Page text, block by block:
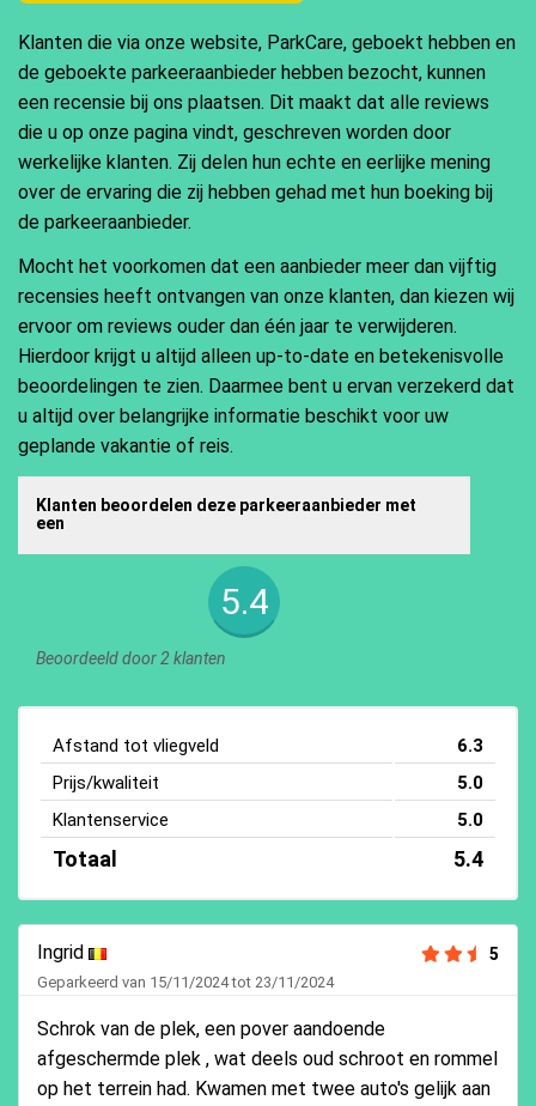
Klanten die via onze website, ParkCare, geboekt hebben en
de geboekte parkeeraanbieder hebben bezocht, kunnen
een recensie bij ons plaatsen. Dit maakt dat alle reviews
die u op onze pagina vindt, geschreven worden door
werkelijke klanten. Zij delen hun echte en eerlijke mening
over de ervaring die zij hebben gehad met hun boeking bij
de parkeeraanbieder.
Mocht het voorkomen dat een aanbieder meer dan vijftig
recensies heeft ontvangen van onze klanten, dan kiezen wij
ervoor om reviews ouder dan één jaar te verwijderen.
Hierdoor krijgt u altijd alleen up-to-date en betekenisvolle
beoordelingen te zien. Daarmee bent u ervan verzekerd dat
u altijd over belangrijke informatie beschikt voor uw
geplande vakantie of reis.
Klanten beoordelen deze parkeeraanbieder met
een
5.4
Beoordeeld door 2 klanten
Afstand tot vliegveld
6.3
Prijs/kwaliteit
5.0
Klantenservice
5.0
Totaal 5.4
Ingrid 5
Geparkeerd van 15/11/2024 tot 23/11/2024
Schrok van de plek, een pover aandoende
afgeschermde plek , wat deels oud schroot en rommel
op het terrein had. Kwamen met twee auto's gelijk aan